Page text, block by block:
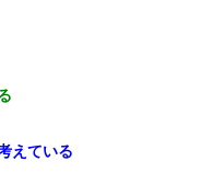
えている